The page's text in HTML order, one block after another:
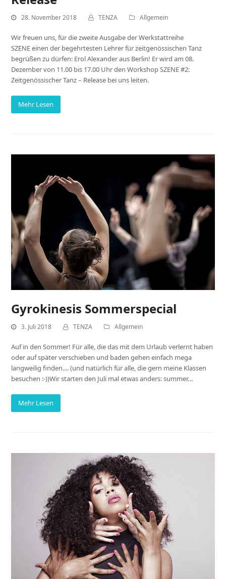
28. November 2018 TENZA Allgemein
Wir freuen uns, für die zweite Ausgabe der Werkstattreihe
SZENE einen der begehrtesten Lehrer für zeitgenössischen Tanz
begrüßen zu dürfen: Erol Alexander aus Berlin! Er wird am 08.
Dezember von 11.00 bis 17.00 Uhr den Workshop SZENE #2:
Zeitgenössischer Tanz – Release bei uns leiten.
Mehr Lesen
Gyrokinesis Sommerspecial
3. Juli 2018 TENZA Allgemein
Auf in den Sommer! Für alle, die das mit dem Urlaub verlernt haben
oder auf später verschieben und baden gehen einfach mega
langweilig finden.... (und natürlich für alle, die gern meine Klassen
besuchen :-))Wir starten den Juli mal etwas anders: summer…
Mehr Lesen